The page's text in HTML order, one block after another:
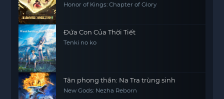
Honor of Kings: Chapter of Glory
Đứa Con Của Thời Tiết
Tenki no ko
Tân phong thần: Na Tra trùng sinh
New Gods: Nezha Reborn